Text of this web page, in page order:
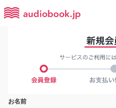
お名前